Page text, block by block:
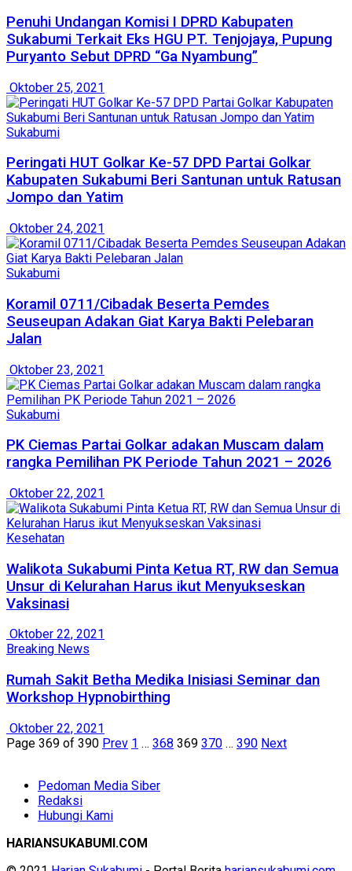
Penuhi Undangan Komisi I DPRD Kabupaten
Sukabumi Terkait Eks HGU PT. Tenjojaya, Pupung
Puryanto Sebut DPRD “Ga Nyambung”
Oktober 25, 2021
Sukabumi
Peringati HUT Golkar Ke-57 DPD Partai Golkar
Kabupaten Sukabumi Beri Santunan untuk Ratusan
Jompo dan Yatim
Oktober 24, 2021
Sukabumi
Koramil 0711/Cibadak Beserta Pemdes
Seuseupan Adakan Giat Karya Bakti Pelebaran
Jalan
Oktober 23, 2021
Sukabumi
PK Ciemas Partai Golkar adakan Muscam dalam
rangka Pemilihan PK Periode Tahun 2021 – 2026
Oktober 22, 2021
Kesehatan
Walikota Sukabumi Pinta Ketua RT, RW dan Semua
Unsur di Kelurahan Harus ikut Menyukseskan
Vaksinasi
Oktober 22, 2021
Breaking News
Rumah Sakit Betha Medika Inisiasi Seminar dan
Workshop Hypnobirthing
Oktober 22, 2021
Page 369 of 390 Prev 1 … 368 369 370 … 390 Next
Pedoman Media Siber
Redaksi
Hubungi Kami
HARIANSUKABUMI.COM